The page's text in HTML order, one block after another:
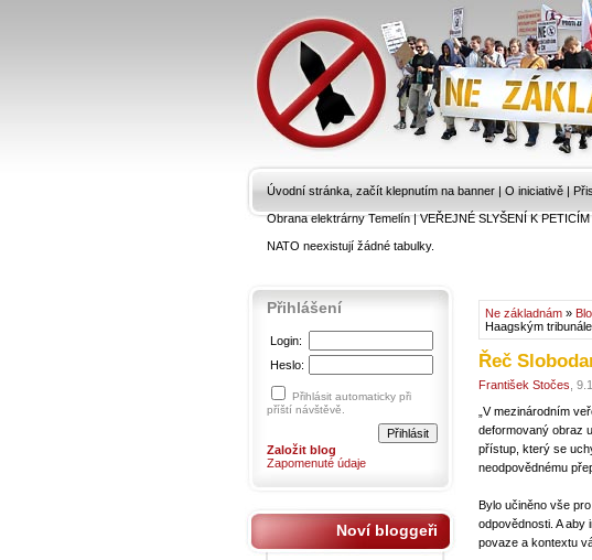
Úvodní stránka, začít klepnutím na banner | O iniciativě |
Obrana elektrárny Temelín|VEŘEJNÉ SLYŠENÍ K
NATO neexistují žádné tabulky.
Ne základnám »
Haagským
Řeč
František Stočes ,
„V mezinárodním
deformovaný obraz
přístup, který se
neodpovědnému
Bylo učiněno vše
odpovědnosti. A
povaze a kontextu
Přihlášení
Login:
Heslo:
Přihlásit automaticky při
příští návštěvě.
Založit blog
Zapomenuté údaje
Noví bloggeři